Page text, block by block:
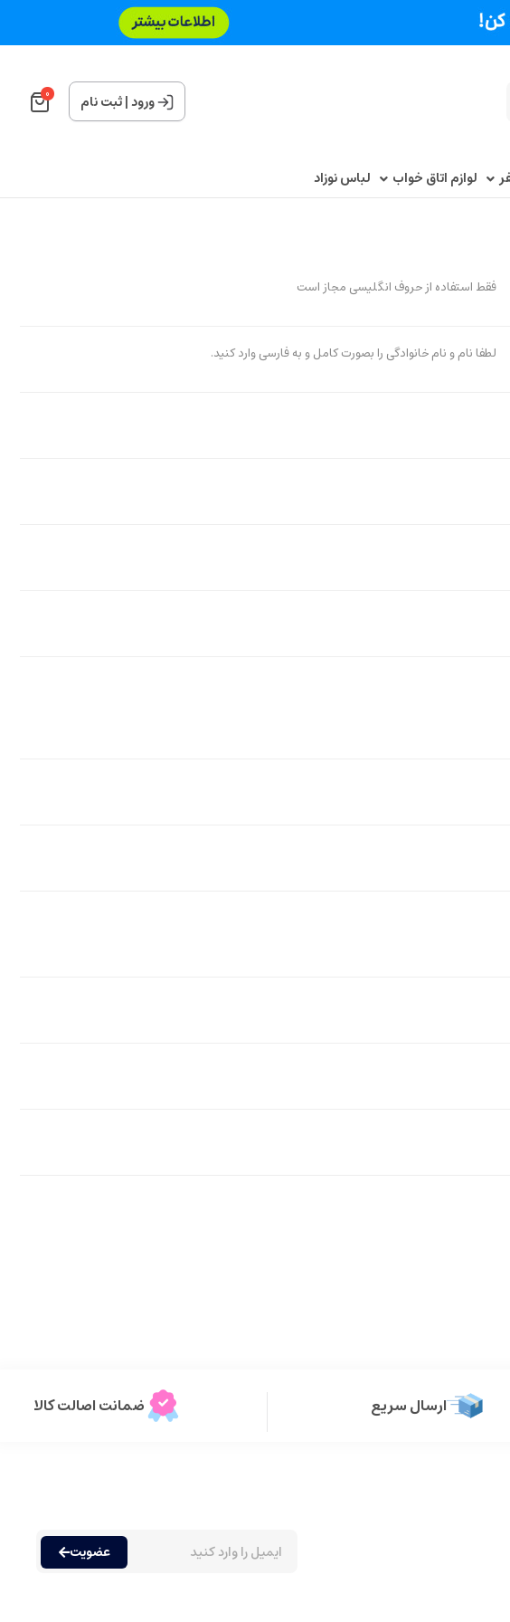
ورود|ثبت نام 0
لوازم اتاق خواب لباس نوزاد
فقط استفاده از حروف انگلیسی مجاز است
لطفا نام و نام خانوادگی را بصورت کامل و به فارسی وارد کنید.
ارسال سریع ضمانت اصالت کالا
عضویت